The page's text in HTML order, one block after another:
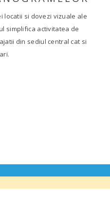
locatii si dovezi vizuale ale
simplifica activitatea de
din sediul central cat si